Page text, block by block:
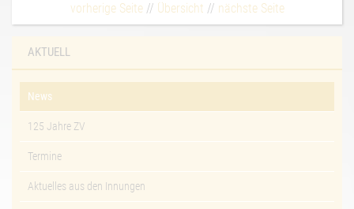
vorherige Seite// Übersicht // nächste Seite
AKTUELL
News
125 Jahre ZV
Termine
Aktuelles aus den Innungen